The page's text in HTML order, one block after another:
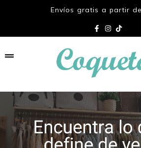
Envíos gratis a partir